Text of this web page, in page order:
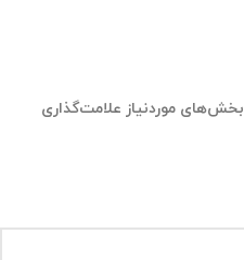
بخش‌های موردنیاز علامت‌گذاری